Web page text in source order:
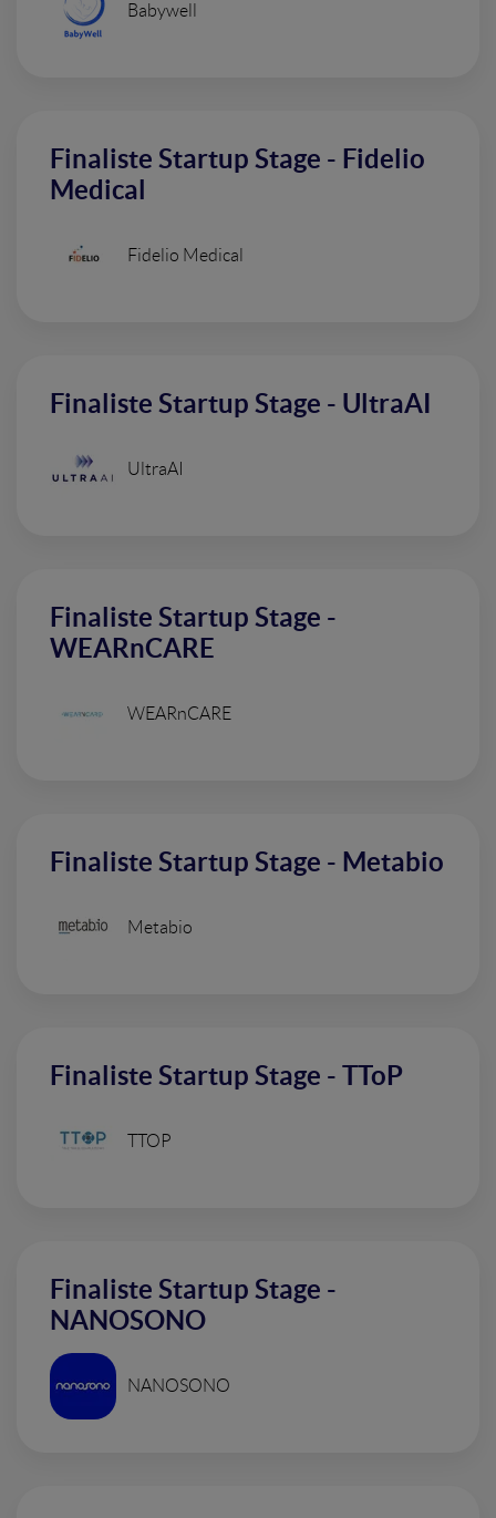
Babywell
Finaliste Startup Stage - Fidelio
Medical
Fidelio Medical
Finaliste Startup Stage - UltraAI
UltraAI
Finaliste Startup Stage -
WEARnCARE
WEARnCARE
Finaliste Startup Stage - Metabio
Metabio
Finaliste Startup Stage - TToP
TTOP
Finaliste Startup Stage -
NANOSONO
NANOSONO